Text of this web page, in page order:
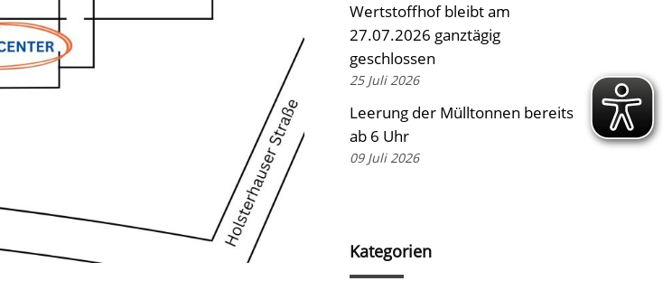
Wertstoffhof bleibt am
27.07.2026 ganztägig
geschlossen
25 Juli 2026
Leerung der Mülltonnen bereits
ab 6 Uhr
09 Juli 2026
Kategorien